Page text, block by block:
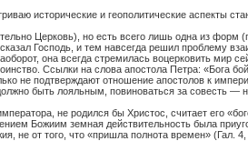
исторические и геополитические аспекты
Церковь), но есть всего лишь одна из форм
Господь, и тем навсегда решил проблему
она всегда стремилась воцерковить
Ссылки на слова апостола Петра: «Бога
не подтверждают отношение апостолов к
быть лояльным, повиноваться за совесть
не родился бы Христос, считает его
Божиим земная действительность была
не от того, что «пришла полнота времен»